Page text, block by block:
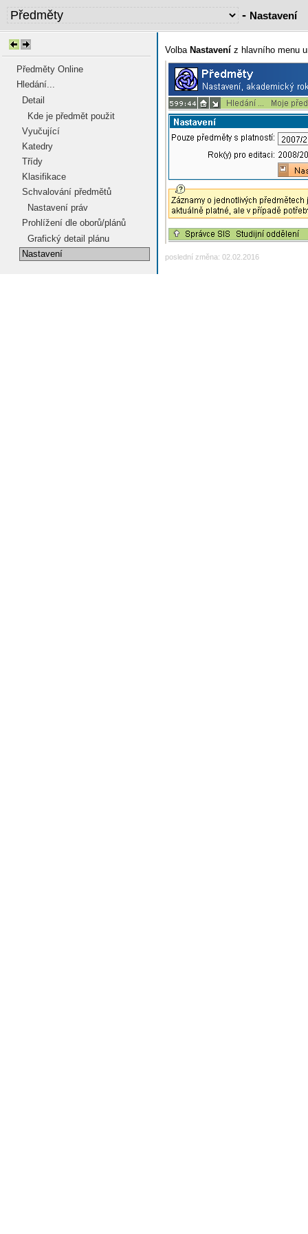
- Nastavení
Předměty Online
Hledání...
Detail
Kde je předmět použit
Vyučující
Katedry
Třídy
Klasifikace
Schvalování předmětů
Nastavení práv
Prohlížení dle oborů/plánů
Grafický detail plánu
Nastavení
Volba Nastavení z hlavního menu
poslední změna: 02.02.2016